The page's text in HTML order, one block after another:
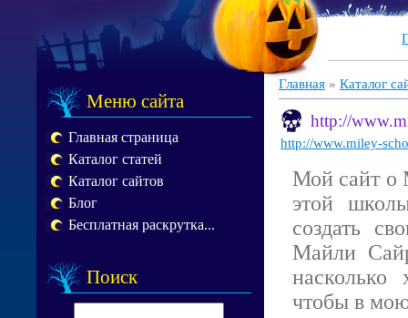
Меню сайта
Главная страница
Каталог статей
Каталог сайтов
Блог
Бесплатная раскрутка...
Поиск
Главная » Каталог
http://
http://www.miley-
Мой сайт о
этой
создать
Майли
чтобы в